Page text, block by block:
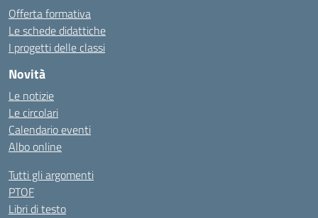
Offerta formativa
Le schede didattiche
I progetti delle classi
Novità
Le notizie
Le circolari
Calendario eventi
Albo online
Tutti gli argomenti
PTOF
Libri di testo